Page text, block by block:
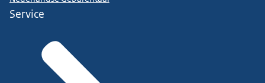
Service